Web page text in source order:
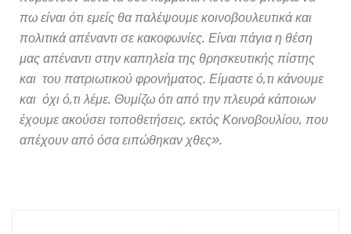
πω είναι ότι εμείς θα παλέψουμε κοινοβουλευτικά και
πολιτικά απέναντι σε κακοφωνίες. Είναι πάγια η θέση
μας απέναντι στην καπηλεία της θρησκευτικής πίστης
και του πατριωτικού φρονήματος. Είμαστε ό,τι κάνουμε
και όχι ό,τι λέμε. Θυμίζω ότι από την πλευρά κάποιων
έχουμε ακούσει τοποθετήσεις, εκτός Κοινοβουλίου, που
απέχουν από όσα ειπώθηκαν χθες».